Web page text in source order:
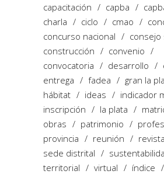
capacitación
capba
charla
ciclo cmao
concurso nacional
construcción
convenio
convocatoria
desarrollo
entrega
fadea
gran la
hábitat
ideas
indicador
inscripción
la plata
obras
patrimonio
provincia
reunión
revista
sede distrital
territorial
virtual índice